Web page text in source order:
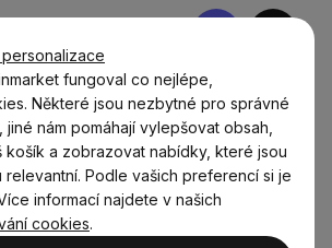
fungoval co nejlépe,
Některé jsou nezbytné pro správné
nám pomáhají vylepšovat obsah,
košík a zobrazovat nabídky, které jsou
Podle vašich preferencí si je
informací najdete v našich
cookies.
Nákupní
bída? Jak si stojí přírodní šampony
Jak si stojí